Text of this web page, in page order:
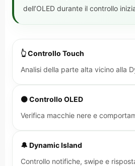
dell’OLED durante il controllo
👆 Controllo Touch
Analisi della parte alta vicino alla
⚫ Controllo OLED
Verifica macchie nere e
🔔 Dynamic Island
Controllo notifiche, swipe e